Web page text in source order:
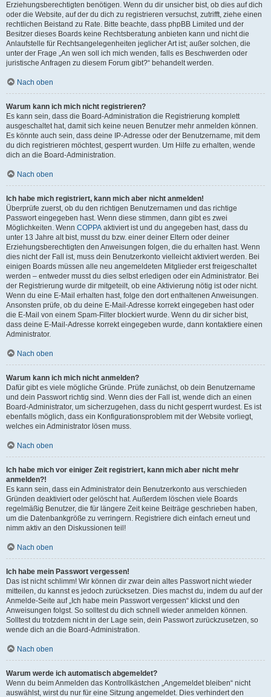
Erziehungsberechtigten benötigen. Wenn du dir unsicher bist, ob dies auf dich
oder die Website, auf der du dich zu registrieren versuchst, zutrifft, ziehe einen
rechtlichen Beistand zu Rate. Bitte beachte, dass phpBB Limited und der
Besitzer dieses Boards keine Rechtsberatung anbieten kann und nicht die
Anlaufstelle für Rechtsangelegenheiten jeglicher Art ist; außer solchen, die
unter der Frage „An wen soll ich mich wenden, falls es Beschwerden oder
juristische Anfragen zu diesem Forum gibt?“ behandelt werden.
Nach oben
Warum kann ich mich nicht registrieren?
Es kann sein, dass die Board-Administration die Registrierung komplett
ausgeschaltet hat, damit sich keine neuen Benutzer mehr anmelden können.
Es könnte auch sein, dass deine IP-Adresse oder der Benutzername, mit dem
du dich registrieren möchtest, gesperrt wurden. Um Hilfe zu erhalten, wende
dich an die Board-Administration.
Nach oben
Ich habe mich registriert, kann mich aber nicht anmelden!
Überprüfe zuerst, ob du den richtigen Benutzernamen und das richtige
Passwort eingegeben hast. Wenn diese stimmen, dann gibt es zwei
Möglichkeiten. Wenn COPPA aktiviert ist und du angegeben hast, dass du
unter 13 Jahre alt bist, musst du bzw. einer deiner Eltern oder deiner
Erziehungsberechtigten den Anweisungen folgen, die du erhalten hast. Wenn
dies nicht der Fall ist, muss dein Benutzerkonto vielleicht aktiviert werden. Bei
einigen Boards müssen alle neu angemeldeten Mitglieder erst freigeschaltet
werden – entweder musst du dies selbst erledigen oder ein Administrator. Bei
der Registrierung wurde dir mitgeteilt, ob eine Aktivierung nötig ist oder nicht.
Wenn du eine E-Mail erhalten hast, folge den dort enthaltenen Anweisungen.
Ansonsten prüfe, ob du deine E-Mail-Adresse korrekt eingegeben hast oder
die E-Mail von einem Spam-Filter blockiert wurde. Wenn du dir sicher bist,
dass deine E-Mail-Adresse korrekt eingegeben wurde, dann kontaktiere einen
Administrator.
Nach oben
Warum kann ich mich nicht anmelden?
Dafür gibt es viele mögliche Gründe. Prüfe zunächst, ob dein Benutzername
und dein Passwort richtig sind. Wenn dies der Fall ist, wende dich an einen
Board-Administrator, um sicherzugehen, dass du nicht gesperrt wurdest. Es ist
ebenfalls möglich, dass ein Konfigurationsproblem mit der Website vorliegt,
welches ein Administrator lösen muss.
Nach oben
Ich habe mich vor einiger Zeit registriert, kann mich aber nicht mehr
anmelden?!
Es kann sein, dass ein Administrator dein Benutzerkonto aus verschieden
Gründen deaktiviert oder gelöscht hat. Außerdem löschen viele Boards
regelmäßig Benutzer, die für längere Zeit keine Beiträge geschrieben haben,
um die Datenbankgröße zu verringern. Registriere dich einfach erneut und
nimm aktiv an den Diskussionen teil!
Nach oben
Ich habe mein Passwort vergessen!
Das ist nicht schlimm! Wir können dir zwar dein altes Passwort nicht wieder
mitteilen, du kannst es jedoch zurücksetzen. Dies machst du, indem du auf der
Anmelde-Seite auf „Ich habe mein Passwort vergessen“ klickst und den
Anweisungen folgst. So solltest du dich schnell wieder anmelden können.
Solltest du trotzdem nicht in der Lage sein, dein Passwort zurückzusetzen, so
wende dich an die Board-Administration.
Nach oben
Warum werde ich automatisch abgemeldet?
Wenn du beim Anmelden das Kontrollkästchen „Angemeldet bleiben“ nicht
auswählst, wirst du nur für eine Sitzung angemeldet. Dies verhindert den